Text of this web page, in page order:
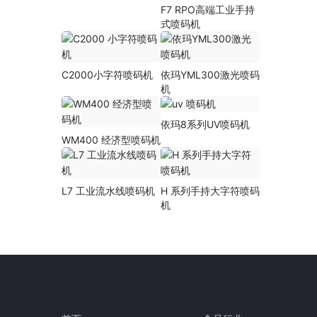
F7 RPO高端工业手持
式喷码机
C2000小字符喷码机
依玛YML300激光喷码
机
WM400 经济型喷码机
依玛8系列UV喷码机
L7 工业流水线喷码机 H 系列手持大字符喷码
机